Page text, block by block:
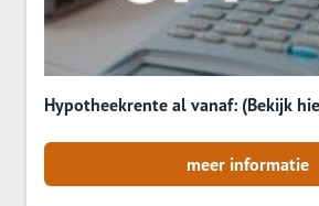
Hypotheekrente al vanaf: (Bekijk
meer informatie